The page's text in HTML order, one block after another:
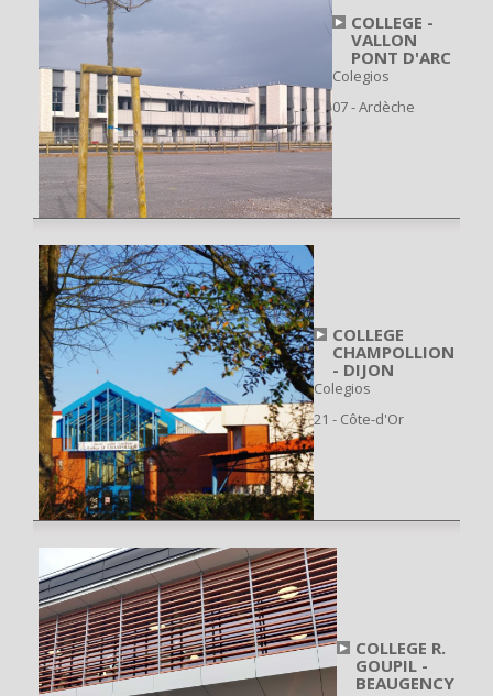
COLLEGE -
VALLON
PONT D'ARC
Colegios
07 - Ardèche
COLLEGE
CHAMPOLLION
- DIJON
Colegios
21 - Côte-d'Or
COLLEGE R.
GOUPIL -
BEAUGENCY